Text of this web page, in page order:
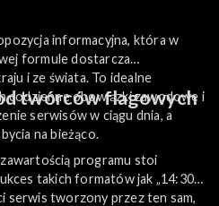
informacyjna, która w
formule dostarcza
i ze świata. To idealne
codzienne obowiązki zawodowe i
serwisów w ciągu dnia, a
na bieżąco.
twórców flagowych
programu stoi
takich formatów jak „14:30”
serwis tworzony przez ten sam,